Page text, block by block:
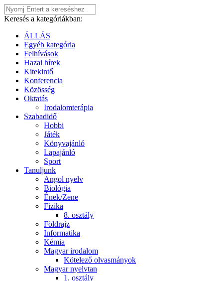
Keresés a kategóriákban:
ÁLLÁS
Egyéb kategória
Felhívások
Hazai hírek
Kitekintő
Konferencia
Közösség
Oktatás
Irodalomterápia
Szabadidő
Hobbi
Játék
Könyvajánló
Lapajánló
Sport
Tanuljunk
Angol nyelv
Biológia
Ének/Zene
Fizika
8. osztály
Földrajz
Informatika
Kémia
Magyar irodalom
Kötelező olvasmányok
Magyar nyelvtan
1. osztály